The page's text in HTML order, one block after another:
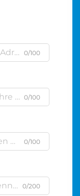
0/100
0/100
0/100
0/200